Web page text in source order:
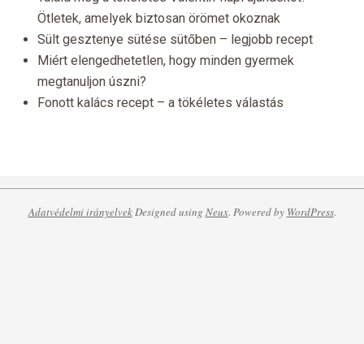
Ötletek, amelyek biztosan örömet okoznak
Sült gesztenye sütése sütőben – legjobb recept
Miért elengedhetetlen, hogy minden gyermek
megtanuljon úszni?
Fonott kalács recept – a tökéletes válastás
Adatvédelmi irányelvekDesigned using Neux. Powered by WordPress.